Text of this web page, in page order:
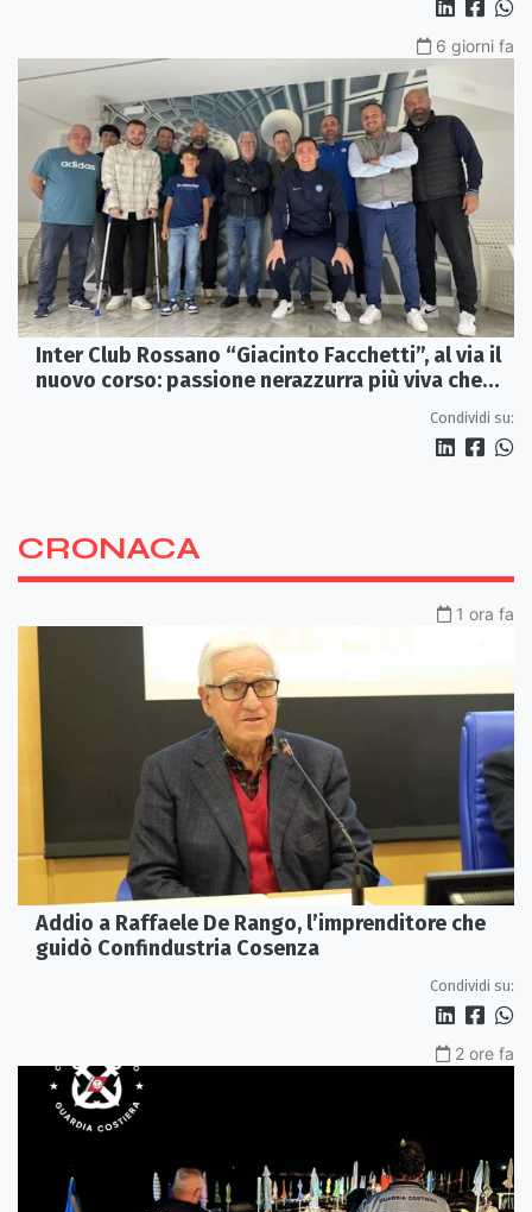
6 giorni fa
Inter Club Rossano “Giacinto Facchetti”, al via il
nuovo corso: passione nerazzurra più viva che
Condividi su:
CRONACA
1 ora fa
Addio a Raffaele De Rango, l’imprenditore che
guidò Confindustria Cosenza
Condividi su:
2 ore fa